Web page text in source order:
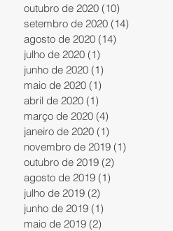
outubro de 2020 (10)
setembro de 2020 (14)
agosto de 2020 (14)
julho de 2020 (1)
junho de 2020 (1)
maio de 2020 (1)
abril de 2020 (1)
março de 2020 (4)
janeiro de 2020 (1)
novembro de 2019 (1)
outubro de 2019 (2)
agosto de 2019 (1)
julho de 2019 (2)
junho de 2019 (1)
maio de 2019 (2)